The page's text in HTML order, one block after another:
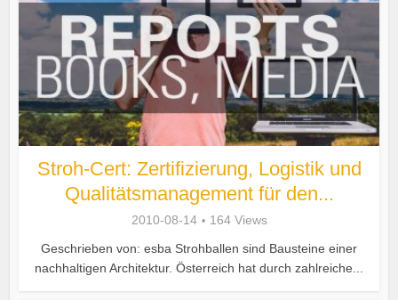
Stroh-Cert: Zertifizierung, Logistik und
Qualitätsmanagement für den...
2010-08-14
164 Views
Geschrieben von: esba Strohballen sind Bausteine einer
nachhaltigen Architektur. Österreich hat durch zahlreiche...